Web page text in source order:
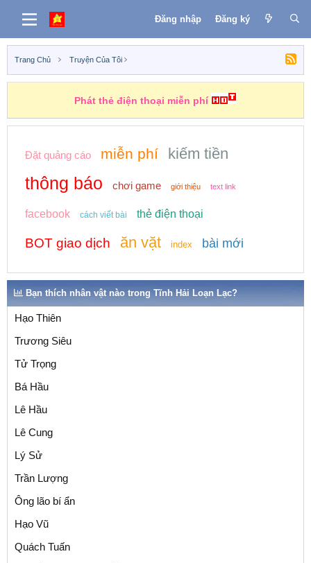
Đăng nhập Đăng ký
Trang Chủ Truyện Của Tôi
Phát thẻ điện thoại miễn phí
Đặt quảng cáo miễn phí kiếm tiền
thông báo chơi game giới thiệu text link
facebook cách viết bài thẻ điện thoại
BOT giao dịch ăn vặt index bài mới
Bạn thích nhân vật nào trong Tĩnh Hải Loạn Lạc?
Hạo Thiên
Trương Siêu
Tử Trọng
Bá Hầu
Lê Hầu
Lê Cung
Lý Sử
Trần Lượng
Ông lão bí ẩn
Hạo Vũ
Quách Tuấn